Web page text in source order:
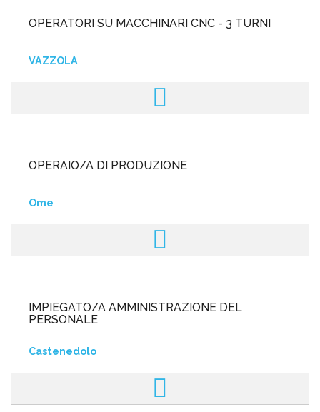
OPERATORI SU MACCHINARI CNC - 3 TURNI
VAZZOLA
OPERAIO/A DI PRODUZIONE
Ome
IMPIEGATO/A AMMINISTRAZIONE DEL
PERSONALE
Castenedolo